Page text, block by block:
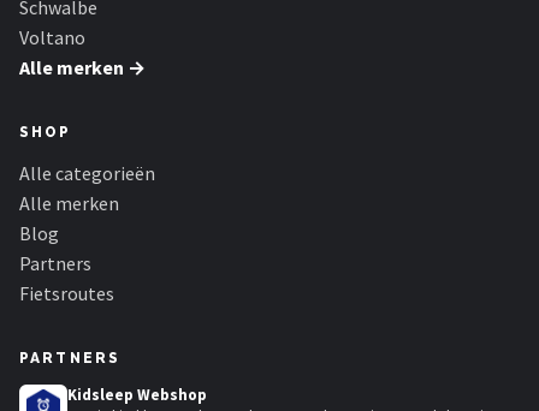
Cortina
Schwalbe
Voltano
Alle merken →
SHOP
Alle categorieën
Alle merken
Blog
Partners
Fietsroutes
PARTNERS
Kidsleep Webshop